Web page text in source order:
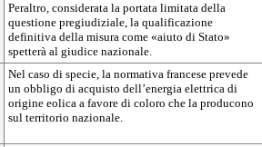
Peraltro, considerata la portata limitata della
questione pregiudiziale, la qualificazione
definitiva della misura come «aiuto di Stato»
spetterà al giudice nazionale.
Nel caso di specie, la normativa francese prevede
un obbligo di acquisto dell’energia elettrica di
origine eolica a favore di coloro che la producono
sul territorio nazionale.